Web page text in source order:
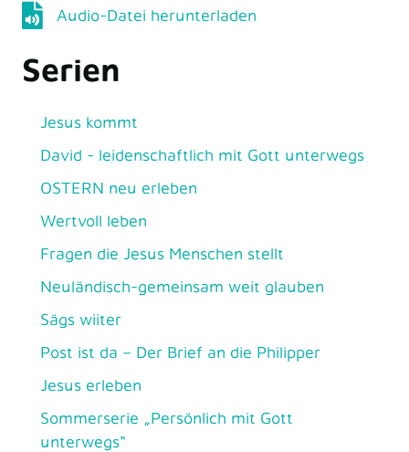
Audio-Datei herunterladen
Audio-Datei herunterladen
Serien
Jesus kommt
David - leidenschaftlich mit Gott unterwegs
OSTERN neu erleben
Wertvoll leben
Fragen die Jesus Menschen stellt
Neuländisch-gemeinsam weit glauben
Sägs wiiter
Post ist da – Der Brief an die Philipper
Jesus erleben
Sommerserie „Persönlich mit Gott
unterwegs“